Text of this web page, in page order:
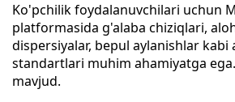
Ko'pchilik foydalanuvchilari uchun
platformasida g'alaba chiziqlari,
dispersiyalar, bepul aylanishlar kabi
standartlari muhim ahamiyatga ega.
mavjud.